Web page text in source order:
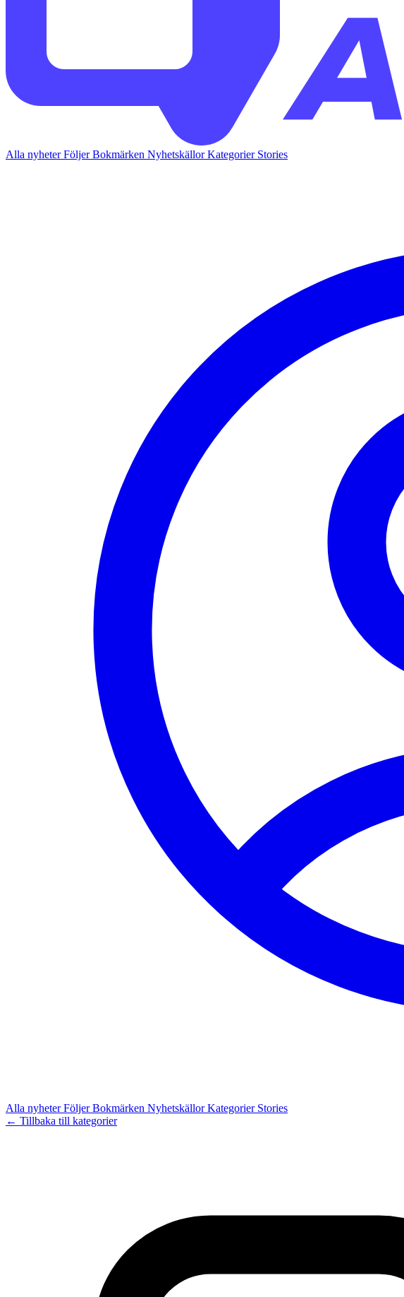
Alla nyheterFöljerBokmärken NyhetskällorKategorier Stories
Alla nyheterFöljerBokmärken NyhetskällorKategorier Stories
← Tillbaka till kategorier